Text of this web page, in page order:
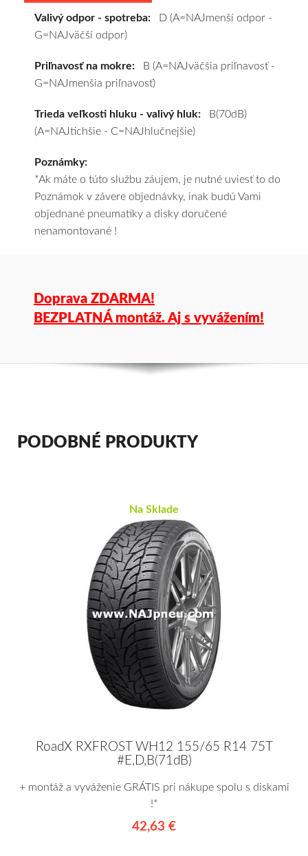
a
pošleme
zadarmo.
Valivý odpor - spotreba: D (A=NAJmenší odpor -
G=NAJväčší odpor)
Priľnavosť na mokre: B (A=NAJväčšia priľnavosť -
G=NAJmenšia priľnavosť)
Trieda veľkosti hluku - valivý hluk: B(70dB)
(A=NAJtichšie - C=NAJhlučnejšie)
Poznámky:
*Ak máte o túto službu záujem, je nutné uviesť to do
Poznámok v závere objednávky, inak budú Vami
objednané pneumatiky a disky doručené
nenamontované !
Doprava ZDARMA!
BEZPLATNÁ montáž. Aj s vyvážením!
PODOBNÉ PRODUKTY
Na Sklade
RoadX RXFROST WH12 155/65 R14 75T
#E,D,B(71dB)
+ montáž a vyváženie GRÁTIS pri nákupe spolu s diskami
!*
42,63 €